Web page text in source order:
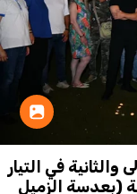
في التيار
(بعدسة الزميل